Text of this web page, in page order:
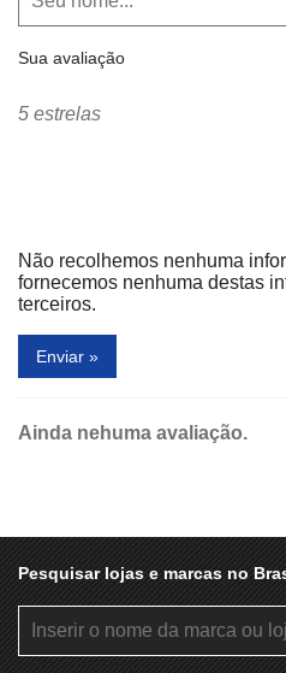
Sua avaliação
5 estrelas
Não recolhemos nenhuma
fornecemos nenhuma destas
terceiros.
Enviar »
Ainda nehuma avaliação.
Pesquisar lojas e marcas no